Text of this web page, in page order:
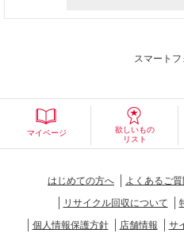
スマートフ
マイページ
欲しいもの
リスト
はじめての方へ よくあるご質
リサイクル回収について
個人情報保護方針
店舗情報 サ